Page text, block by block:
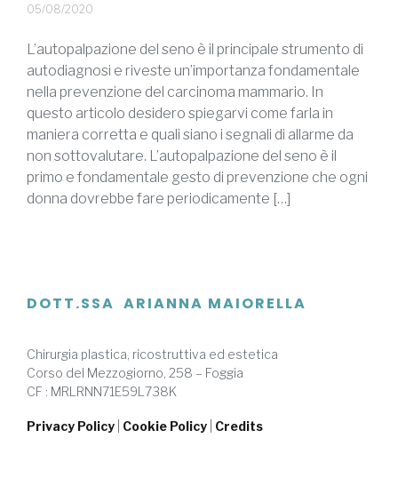
05/08/2020
L’autopalpazione del seno è il principale strumento di
autodiagnosi e riveste un’importanza fondamentale
nella prevenzione del carcinoma mammario. In
questo articolo desidero spiegarvi come farla in
maniera corretta e quali siano i segnali di allarme da
non sottovalutare. L’autopalpazione del seno è il
primo e fondamentale gesto di prevenzione che ogni
donna dovrebbe fare periodicamente […]
DOTT.SSA ARIANNA MAIORELLA
Chirurgia plastica, ricostruttiva ed estetica
Corso del Mezzogiorno, 258 – Foggia
CF : MRLRNN71E59L738K
Privacy Policy Cookie Policy Credits